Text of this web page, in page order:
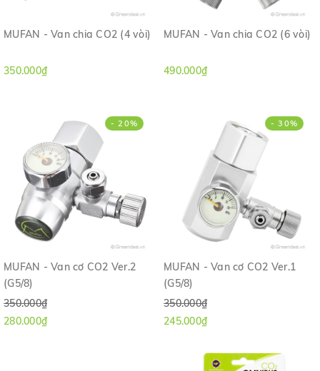
MUFAN - Van chia CO2 (4 vòi)
350.000₫
MUFAN - Van chia CO2 (6 vòi)
490.000₫
- 20%
MUFAN - Van cơ CO2 Ver.2
(G5/8)
350.000₫
280.000₫
- 30%
MUFAN - Van cơ CO2 Ver.1
(G5/8)
350.000₫
245.000₫